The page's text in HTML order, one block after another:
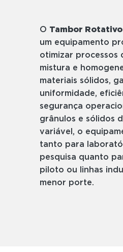
O Tambor Rotativo
um equipamento
otimizar processos
mistura e
materiais sólidos,
uniformidade,
segurança
grânulos e sólidos
variável, o
tanto para
pesquisa quanto
piloto ou linhas
menor porte.